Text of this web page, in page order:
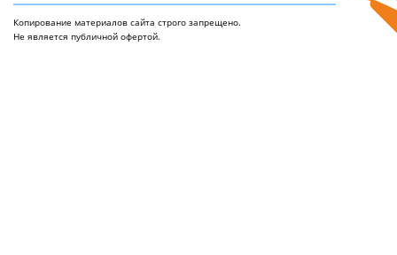
Копирование материалов сайта строго запрещено.
Не является публичной офертой.